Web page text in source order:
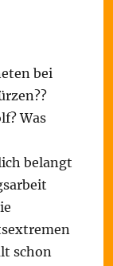
bei
Was
belangt
schon